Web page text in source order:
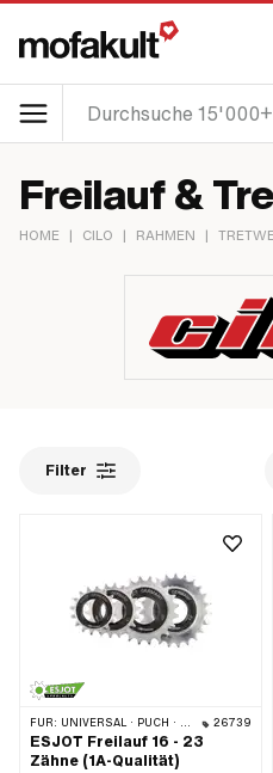
Freilauf &
HOME | CILO | RAHMEN |
Filter
FÜR: UNIVERSAL · PUCH · SACHS · PONY / CILO (BETA 521 & 512) · PIAGGIO 26739
ESJOT Freilauf 16 - 23
Zähne (1A-Qualität)